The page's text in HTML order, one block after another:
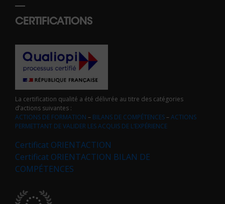
CERTIFICATIONS
La certification qualité a été délivrée au titre des catégories
d’actions suivantes :
ACTIONS DE FORMATION – BILANS DE COMPÉTENCES–ACTIONS
PERMETTANT DE VALIDER LES ACQUIS DE L’EXPÉRIENCE
Certificat ORIENTACTION
Certificat ORIENTACTION BILAN DE
COMPÉTENCES